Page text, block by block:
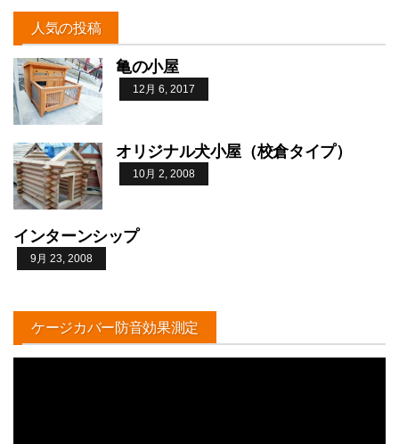
人気の投稿
亀の小屋
12月 6, 2017
オリジナル犬小屋（校倉タイプ）
10月 2, 2008
インターンシップ
9月 23, 2008
ケージカバー防音効果測定